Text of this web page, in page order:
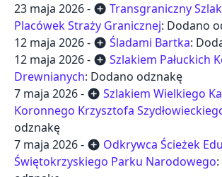
23 maja 2026 - add_circle Transgraniczny
Placówek Straży Granicznej: Dodano
12 maja 2026 - add_circle Śladami Bartka:
12 maja 2026 - add_circle Szlakiem Pałuckich
Drewnianych: Dodano odznakę
7 maja 2026 - add_circle Szlakiem Wielkiego
Koronnego Krzysztofa
odznakę
7 maja 2026 - add_circle Odkrywca Ścieżek
Świętokrzyskiego Parku Narodowego